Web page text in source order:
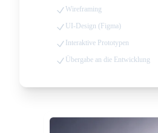
Wireframing
UI-Design (Figma)
Interaktive Prototypen
Übergabe an die Entwicklung